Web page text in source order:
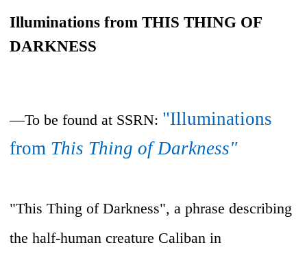
Illuminations from THIS THING OF
DARKNESS
—To be found at SSRN: "Illuminations
from This Thing of Darkness"
"This Thing of Darkness", a phrase describing
the half-human creature Caliban in